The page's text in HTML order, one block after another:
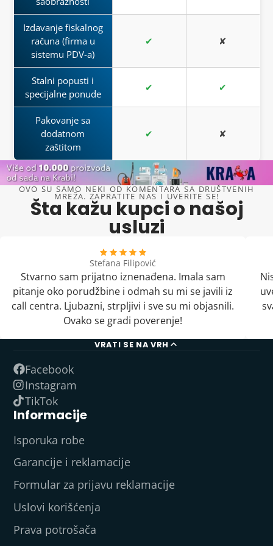
Izdavanje fiskalnog
računa (firma u
sistemu PDV-a)
✔ ✘
Stalni popusti i
specijalne ponude
✔ ✔
Pakovanje sa
dodatnom
zaštitom
✔ ✘
OVO SU SAMO NEKI OD KOMENTARA SA DRUŠTVENIH
MREŽA. ZAPRATITE NAS I UVERITE SE!
Šta kažu kupci o našoj
usluzi
Stefana Filipović
Stvarno sam prijatno iznenađena. Imala sam
pitanje oko porudžbine i odmah su mi se javili iz
call centra. Ljubazni, strpljivi i sve su mi objasnili.
Ovako se gradi poverenje!
VRATI SE NA VRH
Facebook
Instagram
TikTok
Informacije
Isporuka robe
Garancije i reklamacije
Formular za prijavu reklamacije
Uslovi korišćenja
Prava potrošača